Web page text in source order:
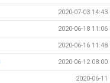
2020-07-03 14:43
2020-06-18 11:06
2020-06-16 11:48
2020-06-12 08:00
2020-06-11